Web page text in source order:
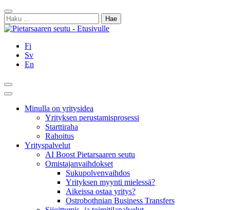
Siirry
sisältöön
Sulje
Haku:
Fi
Sv
En
Hae
Päävalikko
Minulla on yritysidea
Yrityksen perustamisprosessi
Starttiraha
Rahoitus
Yrityspalvelut
AI Boost Pietarsaaren seutu
Omistajanvaihdokset
Sukupolvenvaihdos
Yrityksen myynti mielessä?
Aikeissa ostaa yritys?
Ostrobothnian Business Transfers